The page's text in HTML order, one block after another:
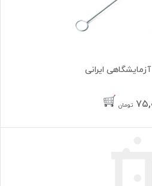
ایرانی
تومان